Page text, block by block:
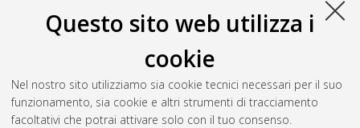
Questo sito web utilizza i
cookie
Nel nostro sito utilizziamo sia cookie tecnici necessari per il suo
funzionamento, sia cookie e altri strumenti di tracciamento
facoltativi che potrai attivare solo con il tuo consenso.
Faustin, Nicolò(2023)Dal sacrificio alla preghiera. La
distruzione del Secondo Tempio di Gerusalemme e le
trasformazioni cultuali della religione giudaica
thesis], Alma Mater Studiorum Università di Bologna.
Dottorato di ricerca inStudi ebraici, 35 Ciclo. DOI
10.48676/unibo/amsdottorato/11103.